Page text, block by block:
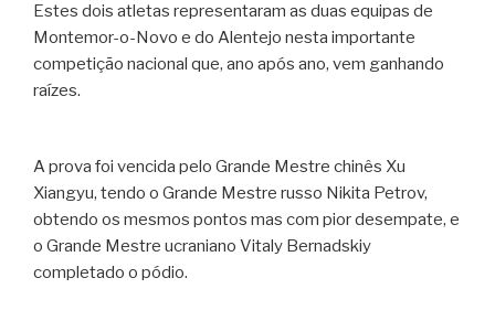
Estes dois atletas representaram as duas equipas de
Montemor-o-Novo e do Alentejo nesta importante
competição nacional que, ano após ano, vem ganhando
raízes.
A prova foi vencida pelo Grande Mestre chinês Xu
Xiangyu, tendo o Grande Mestre russo Nikita Petrov,
obtendo os mesmos pontos mas com pior desempate, e
o Grande Mestre ucraniano Vitaly Bernadskiy
completado o pódio.